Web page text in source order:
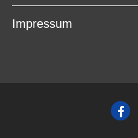
Impressum